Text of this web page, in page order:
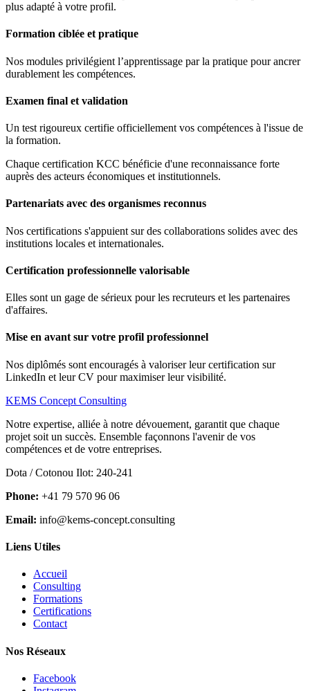
plus adapté à votre profil.
Formation ciblée et pratique
Nos modules privilégient l’apprentissage par la pratique pour ancrer
durablement les compétences.
Examen final et validation
Un test rigoureux certifie officiellement vos compétences à l'issue de
la formation.
Chaque certification KCC bénéficie d'une reconnaissance forte
auprès des acteurs économiques et institutionnels.
Partenariats avec des organismes reconnus
Nos certifications s'appuient sur des collaborations solides avec des
institutions locales et internationales.
Certification professionnelle valorisable
Elles sont un gage de sérieux pour les recruteurs et les partenaires
d'affaires.
Mise en avant sur votre profil professionnel
Nos diplômés sont encouragés à valoriser leur certification sur
LinkedIn et leur CV pour maximiser leur visibilité.
KEMS Concept Consulting
Notre expertise, alliée à notre dévouement, garantit que chaque
projet soit un succès. Ensemble façonnons l'avenir de vos
compétences et de votre entreprises.
Dota / Cotonou Ilot: 240-241
Phone: +41 79 570 96 06
Email: info@kems-concept.consulting
Liens Utiles
Accueil
Consulting
Formations
Certifications
Contact
Nos Réseaux
Facebook